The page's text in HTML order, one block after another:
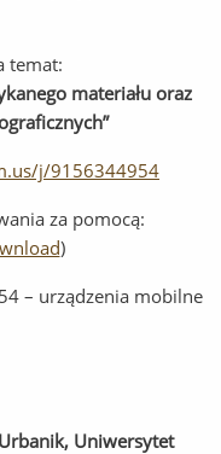
temat:
materiału oraz
j/9156344954
za pomocą:
)
– urządzenia mobilne
Uniwersytet